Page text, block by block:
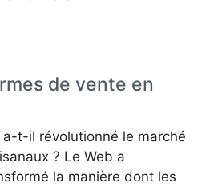
de vente en
t-il révolutionné le marché
? Le Web a
la manière dont les